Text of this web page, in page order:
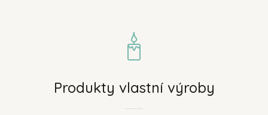
Produkty vlastní výroby